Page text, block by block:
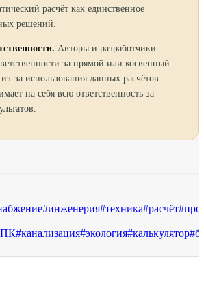
расчёт как единственное
решений.
Авторы и разработчики
за прямой или косвенный
за использования данных расчётов.
на себя всю ответственность за
#инженерия#техника#расчёт#
#канализация#экология#калькулятор#